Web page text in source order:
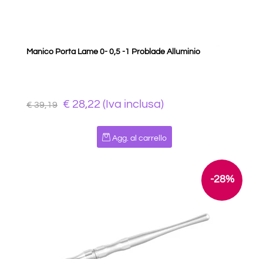
Manico Porta Lame 0- 0,5 -1 Problade Alluminio
€ 39,19 € 28,22 (Iva inclusa)
Quantità
Agg. al carrello
-28%